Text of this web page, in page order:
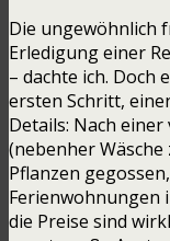
Die ungewöhnlich
Erledigung einer
– dachte ich. Doch
ersten Schritt,
Details: Nach
(nebenher
Pflanzen
Ferienwohnungen
die Preise sind